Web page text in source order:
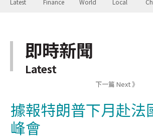
Latest Finance World Local
即時新聞
Latest
下一篇 Next 》
據報特朗普下月赴法
峰會